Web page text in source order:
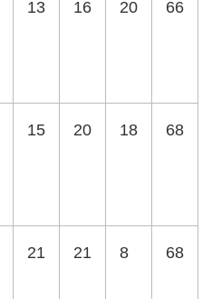
13 16 20 66
15 20 18 68
21 21 8 68